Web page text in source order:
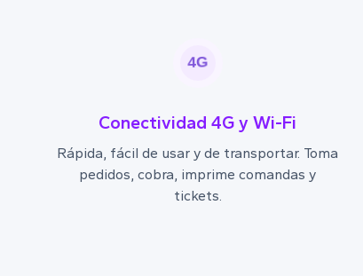
4G
Conectividad 4G y Wi-Fi
Rápida, fácil de usar y de transportar. Toma
pedidos, cobra, imprime comandas y
tickets.